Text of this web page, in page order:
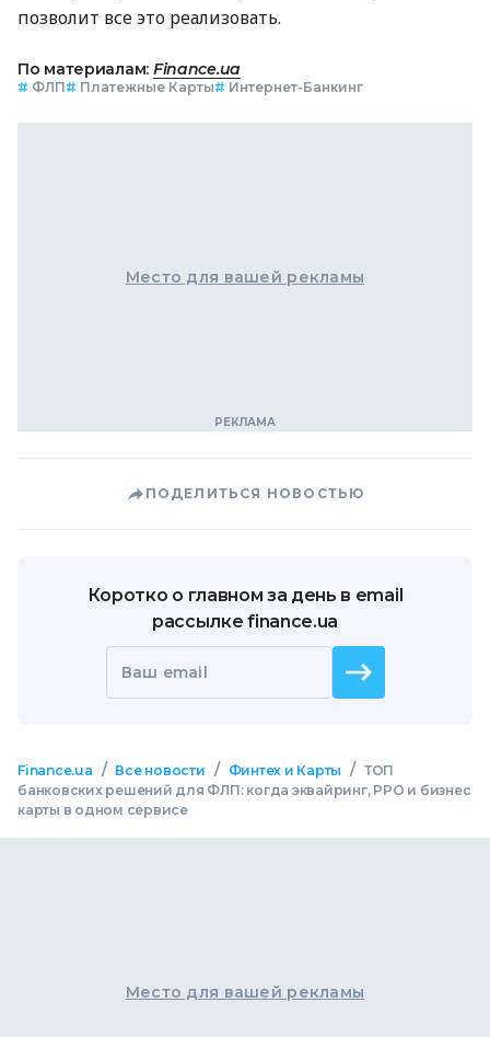
позволит все это реализовать.
По материалам: Finance.ua
# ФЛП# Платежные Карты# Интернет-Банкинг
Место для вашей рекламы
ПОДЕЛИТЬСЯ НОВОСТЬЮ
Коротко о главном за день в email
рассылке finance.ua
Ваш email
Finance.ua / Все новости / Финтех и Карты / ТОП
банковских решений для ФЛП: когда эквайринг, РРО и бизнес
карты в одном сервисе
Место для вашей рекламы